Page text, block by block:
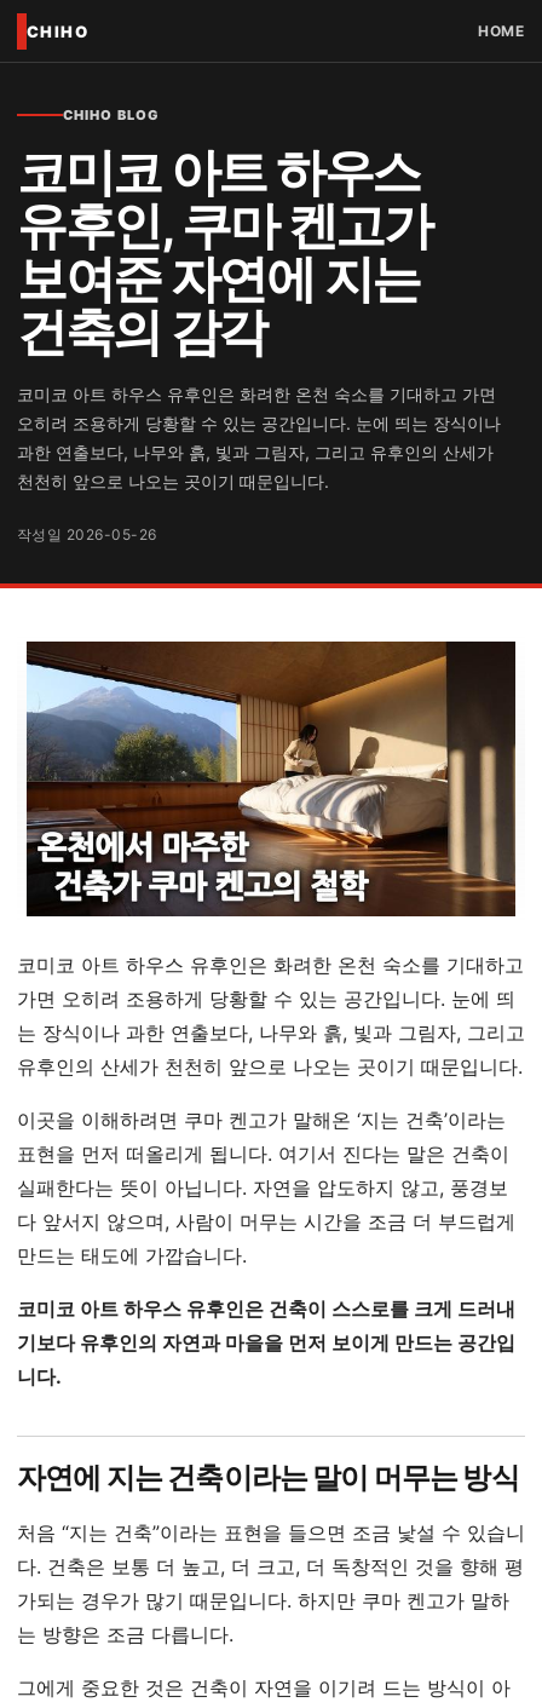
CHIHO HOME
CHIHO BLOG
코미코 아트 하우스
유후인, 쿠마 켄고가
보여준 자연에 지는
건축의 감각
코미코 아트 하우스 유후인은 화려한 온천 숙소를 기대하고 가면
오히려 조용하게 당황할 수 있는 공간입니다. 눈에 띄는 장식이나
과한 연출보다, 나무와 흙, 빛과 그림자, 그리고 유후인의 산세가
천천히 앞으로 나오는 곳이기 때문입니다.
작성일 2026-05-26
코미코 아트 하우스 유후인은 화려한 온천 숙소를 기대하고
가면 오히려 조용하게 당황할 수 있는 공간입니다. 눈에 띄
는 장식이나 과한 연출보다, 나무와 흙, 빛과 그림자, 그리고
유후인의 산세가 천천히 앞으로 나오는 곳이기 때문입니다.
이곳을 이해하려면 쿠마 켄고가 말해온 ‘지는 건축’이라는
표현을 먼저 떠올리게 됩니다. 여기서 진다는 말은 건축이
실패한다는 뜻이 아닙니다. 자연을 압도하지 않고, 풍경보
다 앞서지 않으며, 사람이 머무는 시간을 조금 더 부드럽게
만드는 태도에 가깝습니다.
코미코 아트 하우스 유후인은 건축이 스스로를 크게 드러내
기보다 유후인의 자연과 마을을 먼저 보이게 만드는 공간입
니다.
자연에 지는 건축이라는 말이 머무는 방식
처음 “지는 건축”이라는 표현을 들으면 조금 낯설 수 있습니
다. 건축은 보통 더 높고, 더 크고, 더 독창적인 것을 향해 평
가되는 경우가 많기 때문입니다. 하지만 쿠마 켄고가 말하
는 방향은 조금 다릅니다.
그에게 중요한 것은 건축이 자연을 이기려 드는 방식이 아